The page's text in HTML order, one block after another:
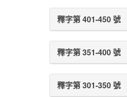
釋字第 401-450 號
釋字第 351-400 號
釋字第 301-350 號